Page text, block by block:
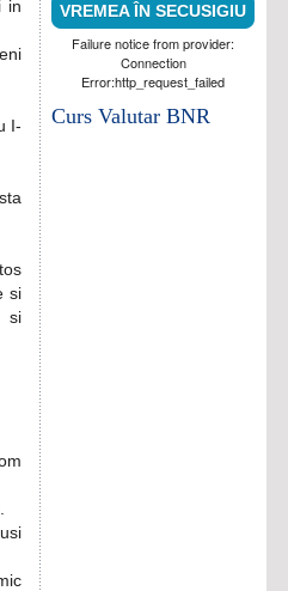
in
I-
si
si
VREMEA ÎN SECUSIGIU
Failure notice from provider:
Connection
Error:http_request_failed
Curs Valutar BNR